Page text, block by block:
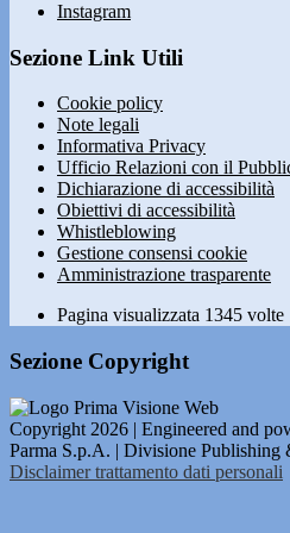
Instagram
Sezione Link Utili
Cookie policy
Note legali
Informativa Privacy
Ufficio Relazioni con il
Dichiarazione di accessibilità
Obiettivi di accessibilità
Whistleblowing
Gestione consensi cookie
Amministrazione trasparente
Pagina visualizzata 1345 volte
Sezione Copyright
Copyright 2026 | Engineered and
Parma S.p.A. | Divisione Publishing
Disclaimer trattamento dati personali